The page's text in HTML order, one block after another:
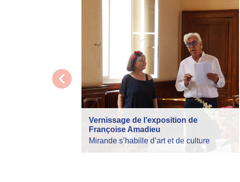
Vernissage de l’exposition de
Françoise Amadieu
Mirande s’habille d’art et de culture
chevron_left